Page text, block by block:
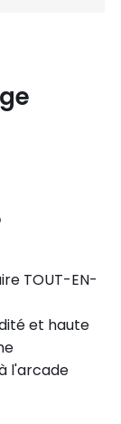
TOUT-EN-
et haute
l'arcade